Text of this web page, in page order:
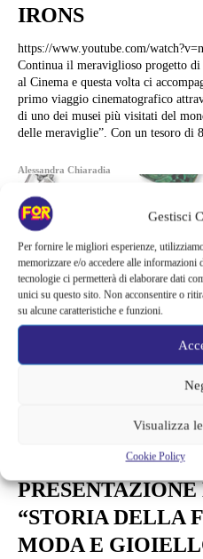
Gestisci
Per fornire le migliori esperienze,
memorizzare e/o accedere alle
tecnologie ci permetterà di elaborare dati
unici su questo sito. Non acconsentire o
su alcune caratteristiche e funzioni.
Visualizza
Cookie Policy
IRONS
https://www.youtube.com/
Continua il meraviglioso progetto
al Cinema e questa volta ci
primo viaggio cinematografico
di uno dei musei più visitati del
delle meraviglie”. Con un tesoro di
Alessandra Chiaradia
“STORIA DELLA
MODA E